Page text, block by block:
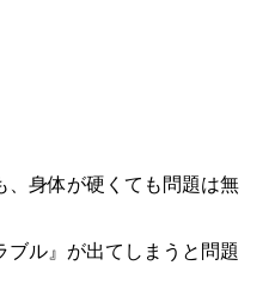
、身体が硬くても問題は無
ブル』が出てしまうと問題